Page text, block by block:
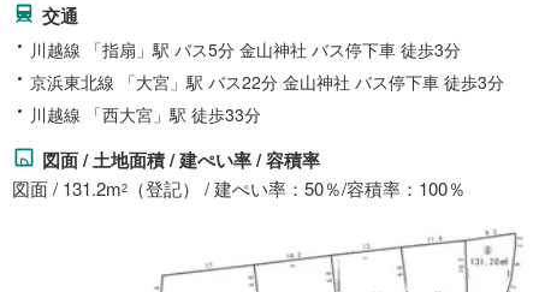
交通
川越線 「指扇」駅 バス5分 金山神社 バス停下車 徒歩3分
京浜東北線 「大宮」駅 バス22分 金山神社 バス停下車 徒歩3分
川越線 「西大宮」駅 徒歩33分
図面 / 土地面積 / 建ぺい率 / 容積率
図面 / 131.2m2 （登記） / 建ぺい率：50％/容積率：100％